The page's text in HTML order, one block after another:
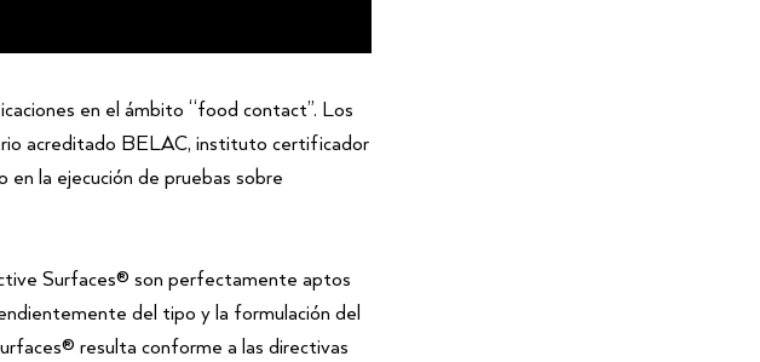
en el ámbito “food contact”. Los
acreditado BELAC, instituto certificador
en la ejecución de pruebas sobre
Surfaces® son perfectamente aptos
del tipo y la formulación del
resulta conforme a las directivas